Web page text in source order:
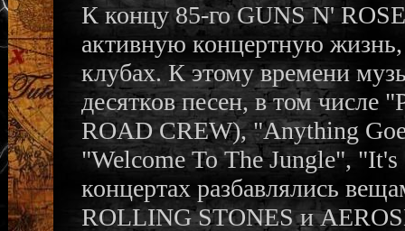
К концу 85-го GUNS N'
активную концертную жизнь,
клубах. К этому времени
десятков песен, в том числе
ROAD CREW), "Anything
"Welcome To The Jungle",
концертах разбавлялись
ROLLING STONES и